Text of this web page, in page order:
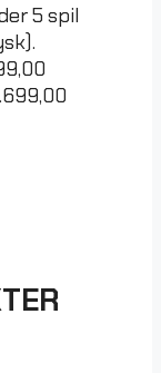
5 spil